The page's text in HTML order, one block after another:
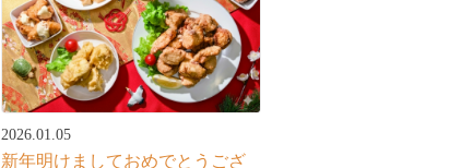
2026.01.05
新年明けましておめでとうござ